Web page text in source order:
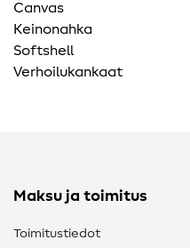
Canvas
Keinonahka
Softshell
Verhoilukankaat
Maksu ja toimitus
Toimitustiedot